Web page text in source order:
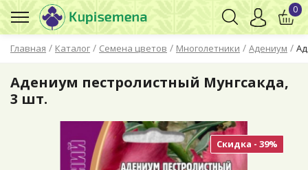
Главная / Каталог / Семена цветов / Многолетники / Адениум /
0
Адениум пестролистный Мунгсакда,
3 шт.
Скидка - 39%